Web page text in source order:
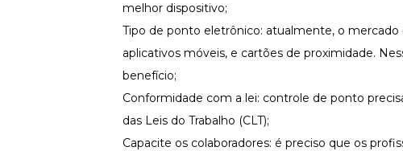
melhor dispositivo;
Tipo de ponto eletrônico: atualmente, o
aplicativos móveis, e cartões de proximidade.
benefício;
Conformidade com a lei: controle de ponto
das Leis do Trabalho (CLT);
Capacite os colaboradores: é preciso que os